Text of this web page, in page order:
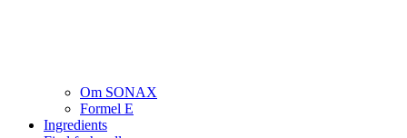
Om SONAX
Formel E
Ingredients